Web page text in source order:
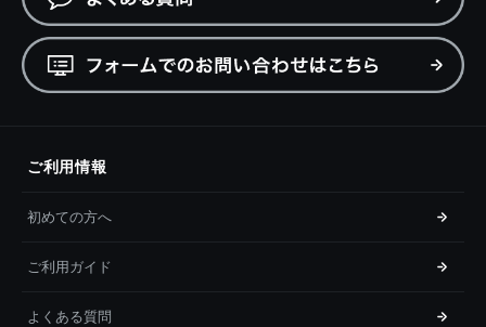
ご利用情報
初めての方へ
ご利用ガイド
よくある質問